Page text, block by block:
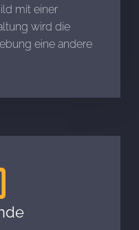
mit einer
wird die
eine andere